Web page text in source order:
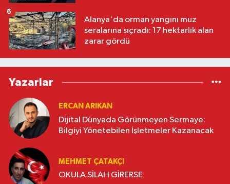
Alanya'da orman yangını muz
seralarına sıçradı: 17 hektarlık alan
zarar gördü
6
Yazarlar
ERCAN ARIKAN
Dijital Dünyada Görünmeyen Sermaye:
Bilgiyi Yönetebilen İşletmeler Kazanacak
MEHMET ÇATAKÇI
OKULA SİLAH GİRERSE